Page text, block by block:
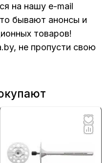
на нашу e-mail
бывают анонсы и
товаров!
, не пропусти свою